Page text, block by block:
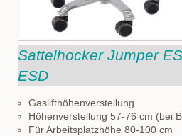
Sattelhocker Jumper
ESD
Gaslifthöhenverstellung
Höhenverstellung 57-76 cm (bei
Für Arbeitsplatzhöhe 80-100 cm